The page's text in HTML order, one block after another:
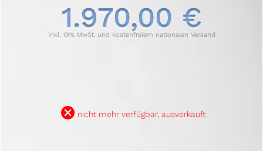
1.970,00 €
inkl. 19% MwSt. und kostenfreiem nationalen Versand
B nicht mehr verfügbar, ausverkauft